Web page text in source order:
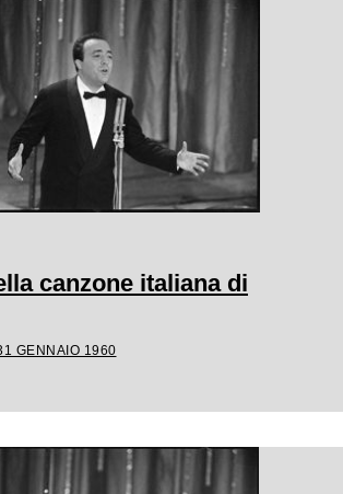
canzone italiana di
GENNAIO 1960